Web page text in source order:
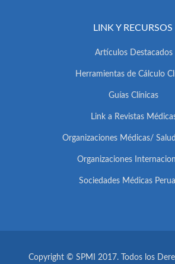
LINK Y RECURSOS
Artículos Destacados
Herramientas de Cálculo
Guías Clínicas
Link a Revistas
Organizaciones Médicas/
Organizaciones
Sociedades Médicas
Copyright © SPMI 2017. Todos los